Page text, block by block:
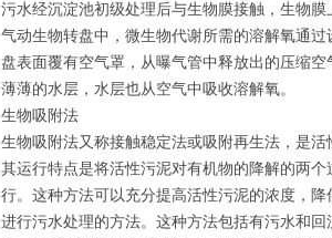
污水经沉淀池初级处理后与生物膜接触，生物
气动生物转盘中，微生物代谢所需的溶解氧通过
盘表面覆有空气罩，从曝气管中释放出的压缩
薄薄的水层，水层也从空气中吸收溶解氧。
生物吸附法
生物吸附法又称接触稳定法或吸附再生法，是活
其运行特点是将活性污泥对有机物的降解的两
行。这种方法可以充分提高活性污泥的浓度，
进行污水处理的方法。这种方法包括有污水和